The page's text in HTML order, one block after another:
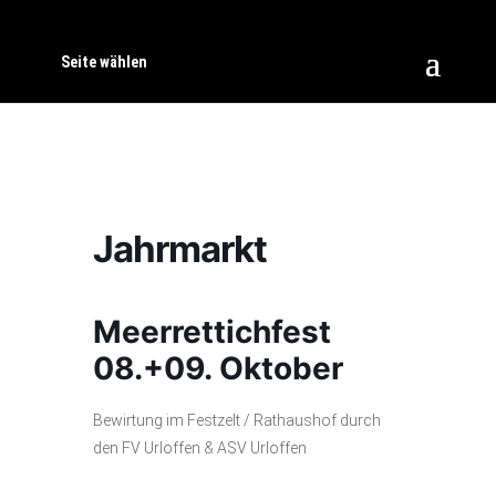
Seite wählen
Jahrmarkt
Meerrettichfest
08.+09. Oktober
Bewirtung im Festzelt / Rathaushof durch
den FV Urloffen & ASV Urloffen